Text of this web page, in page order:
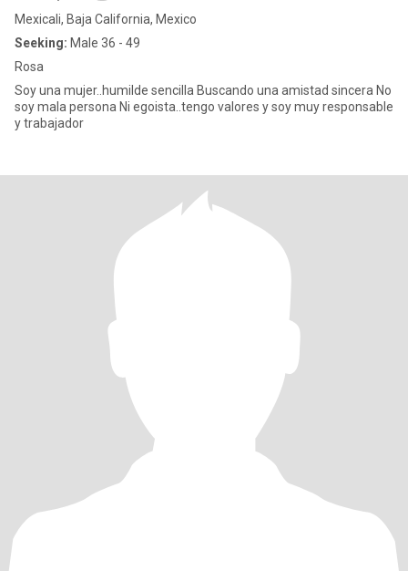
Mexicali, Baja California, Mexico
Seeking: Male 36 - 49
Rosa
Soy una mujer..humilde sencilla Buscando una amistad sincera No
soy mala persona Ni egoista..tengo valores y soy muy responsable
y trabajador